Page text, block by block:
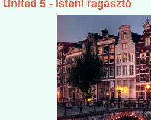
United 5 - Isteni ragasztó